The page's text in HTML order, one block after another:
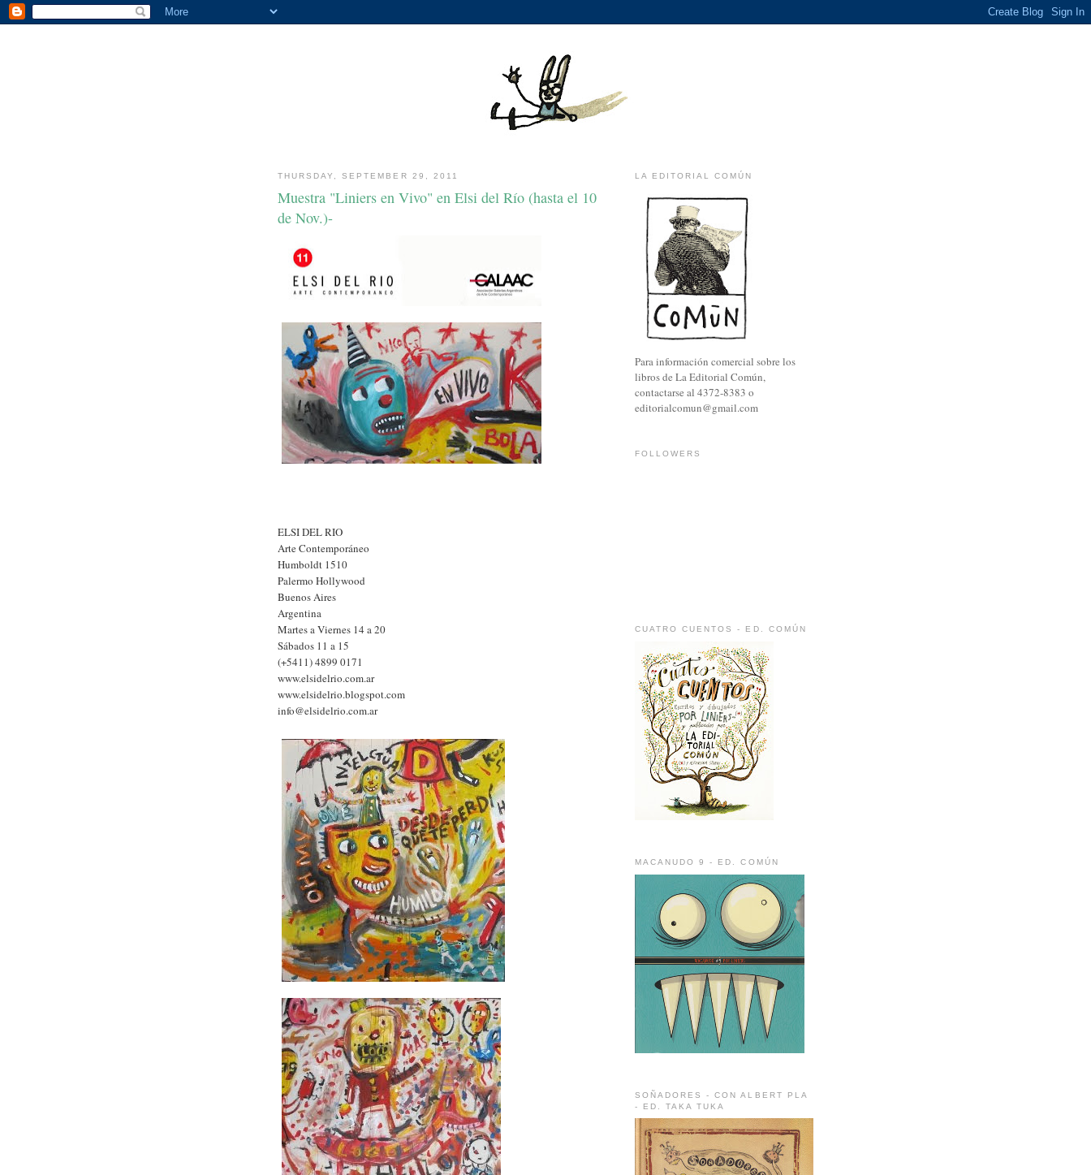
THURSDAY, SEPTEMBER 29, 2011
Muestra "Liniers en Vivo" en Elsi del Río (hasta el 10
de Nov.)-
ELSI DEL RIO
Arte Contemporáneo
Humboldt 1510
Palermo Hollywood
Buenos Aires
Argentina
Martes a Viernes 14 a 20
Sábados 11 a 15
(+5411) 4899 0171
www.elsidelrio.com.ar
www.elsidelrio.blogspot.com
info@elsidelrio.com.ar
LA EDITORIAL COMÚN
Para información comercial sobre los
libros de La Editorial Común,
contactarse al 4372-8383 o
editorialcomun@gmail.com
FOLLOWERS
CUATRO CUENTOS - ED. COMÚN
MACANUDO 9 - ED. COMÚN
SOÑADORES - CON ALBERT PLA
- ED. TAKA TUKA